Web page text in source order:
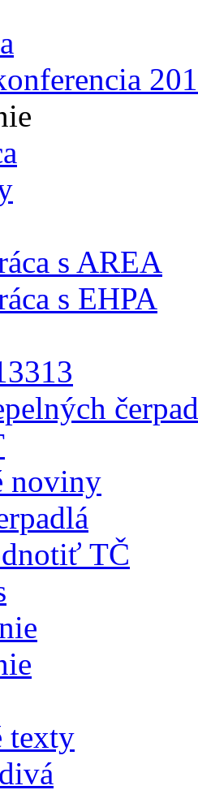
s AREA
s EHPA
noviny
TČ
texty